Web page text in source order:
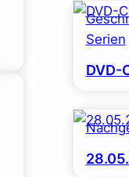
Serien
DVD-